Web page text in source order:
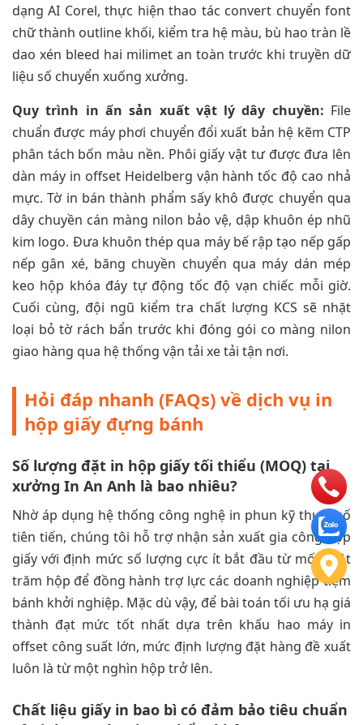
dạng AI Corel, thực hiện thao tác convert chuyển font
chữ thành outline khối, kiểm tra hệ màu, bù hao tràn lề
dao xén bleed hai milimet an toàn trước khi truyền dữ
liệu số chuyển xuống xưởng.
Quy trình in ấn sản xuất vật lý dây chuyền: File
chuẩn được máy phơi chuyển đổi xuất bản hệ kẽm CTP
phân tách bốn màu nền. Phôi giấy vật tư được đưa lên
dàn máy in offset Heidelberg vận hành tốc độ cao nhả
mực. Tờ in bán thành phẩm sấy khô được chuyển qua
dây chuyền cán màng nilon bảo vệ, dập khuôn ép nhũ
kim logo. Đưa khuôn thép qua máy bế rập tạo nếp gấp
nếp gân xé, băng chuyền chuyển qua máy dán mép
keo hộp khóa đáy tự động tốc độ vạn chiếc mỗi giờ.
Cuối cùng, đội ngũ kiểm tra chất lượng KCS sẽ nhặt
loại bỏ tờ rách bẩn trước khi đóng gói co màng nilon
giao hàng qua hệ thống vận tải xe tải tận nơi.
Hỏi đáp nhanh (FAQs) về dịch vụ in
hộp giấy đựng bánh
Số lượng đặt in hộp giấy tối thiểu (MOQ) tại
xưởng In An Anh là bao nhiêu?
Nhờ áp dụng hệ thống công nghệ in phun kỹ thuật số
tiên tiến, chúng tôi hỗ trợ nhận sản xuất gia công hộp
giấy với định mức số lượng cực ít bắt đầu từ mốc một
trăm hộp để đồng hành trợ lực các doanh nghiệp tiệm
bánh khởi nghiệp. Mặc dù vậy, để bài toán tối ưu hạ giá
thành đạt mức tốt nhất dựa trên khấu hao máy in
offset công suất lớn, mức định lượng đặt hàng đề xuất
luôn là từ một nghìn hộp trở lên.
Chất liệu giấy in bao bì có đảm bảo tiêu chuẩn